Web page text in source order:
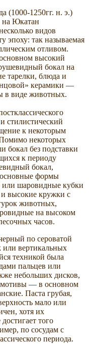
(1000-1250гг. н. э.)
на Юкатан
видов
эпоху: так называемая
отливом.
высокий
бокал на
тарелки, блюда и
керамики —
в виде животных.
стилистический
к некоторым
некоторых
бокал без подставки
к периоду
бокал,
формы
шаровидные кубки
высокие кружки с
животных,
на высоком
часов.
по сероватой
или вертикальных
техникой была
пальцев или
небольших дисков,
мотивы — в основном
Паста грубая,
мало или
хотя их
того
по сосудам с
периода.